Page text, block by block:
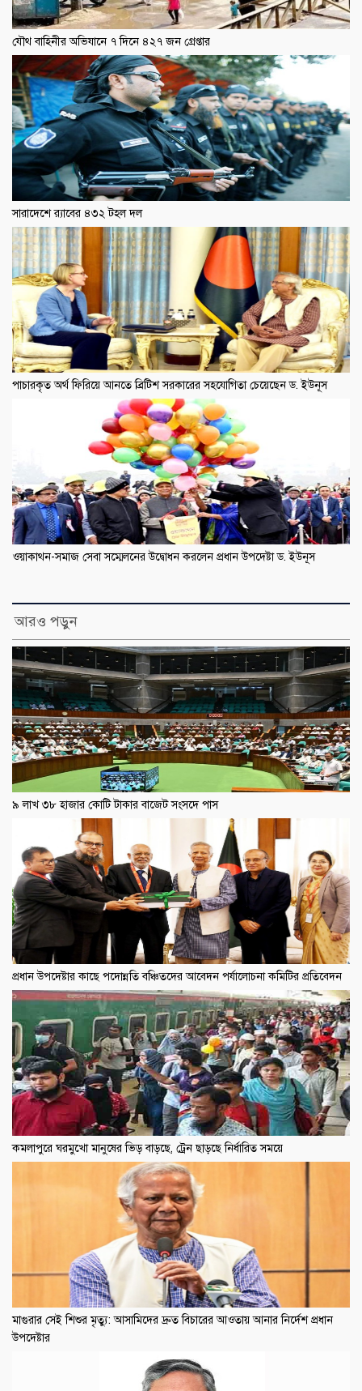
যৌথ বাহিনীর অভিযানে ৭ দিনে ৪২৭ জন গ্রেপ্তার
সারাদেশে র‍্যাবের ৪৩২ টহল দল
পাচারকৃত অর্থ ফিরিয়ে আনতে ব্রিটিশ সরকারের সহযোগিতা চেয়েছেন ড. ইউনূস
ওয়াকাথন-সমাজ সেবা সম্মেলনের উদ্বোধন করলেন প্রধান উপদেষ্টা ড. ইউনূস
আরও পড়ুন
৯ লাখ ৩৮ হাজার কোটি টাকার বাজেট সংসদে পাস
প্রধান উপদেষ্টার কাছে পদোন্নতি বঞ্চিতদের আবেদন পর্যালোচনা কমিটির প্রতিবেদন
কমলাপুরে ঘরমুখো মানুষের ভিড় বাড়ছে, ট্রেন ছাড়ছে নির্ধারিত সময়ে
মাগুরার সেই শিশুর মৃত্যু: আসামিদের দ্রুত বিচারের আওতায় আনার নির্দেশ প্রধান
উপদেষ্টার